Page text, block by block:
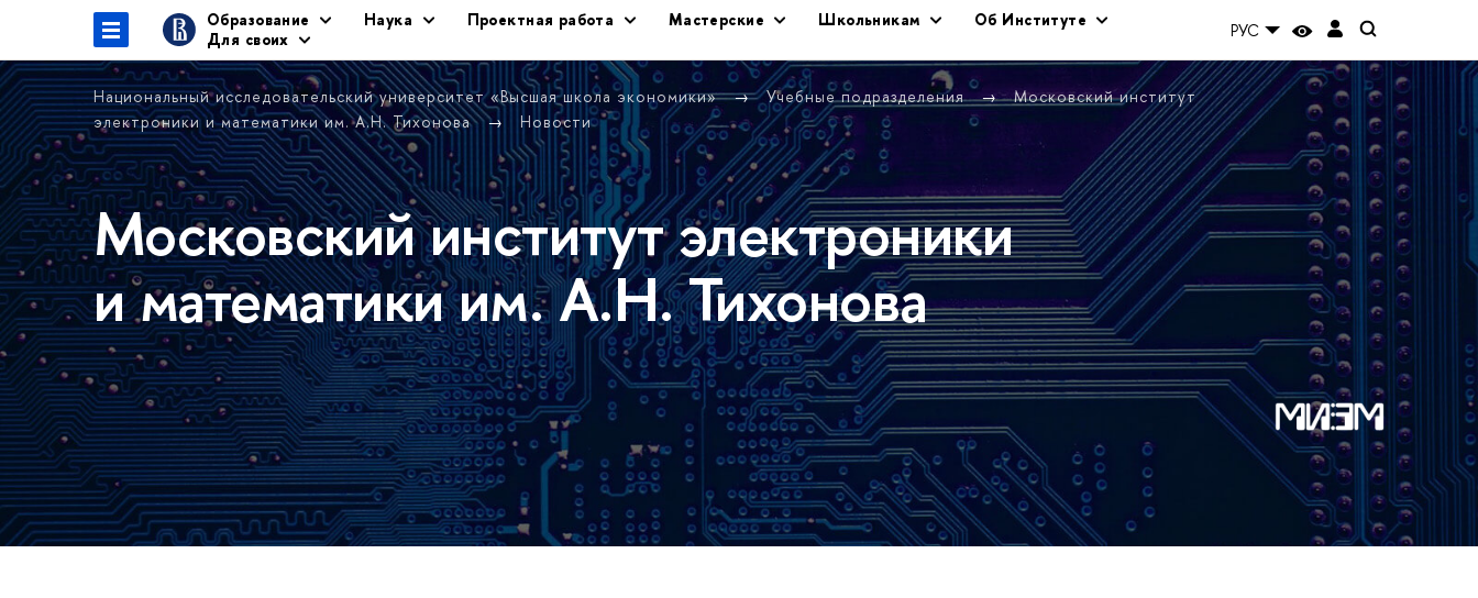
Образование Наука Проектная работа Мастерские Школьникам
Об Институте
Для своих
РУС
Национальный исследовательский университет «Высшая школа экономики» Учебные подразделения
Московский институт
электроники и математики им. А.Н. Тихонова
Новости
Московский институт электроники
и математики им. А.Н. Тихонова